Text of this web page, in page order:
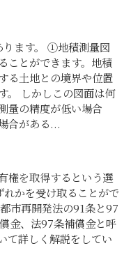
ります。 ①地積測量図
ことができます。地積
る土地との境界や位置
。 しかしこの図面は何
量の精度が低い場合
合がある...
権を取得するという選
かを受け取ることがで
市再開発法の91条と97
金、法97条補償金と呼
て詳しく解説をしてい